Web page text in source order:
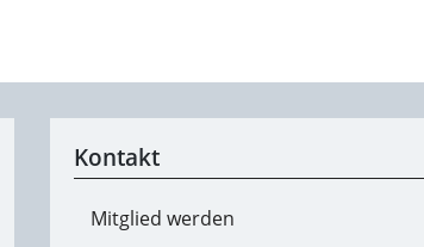
Kontakt
Mitglied werden